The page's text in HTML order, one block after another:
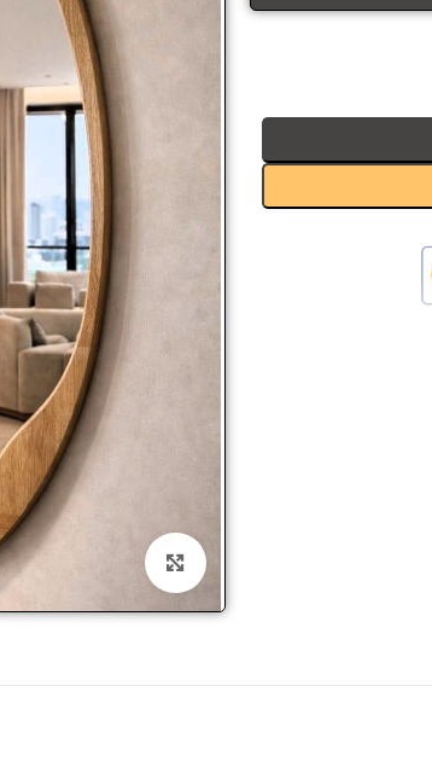
Click to enlarge